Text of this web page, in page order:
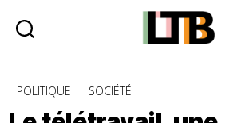
-
Catégories
POLITIQUE SOCIÉTÉ